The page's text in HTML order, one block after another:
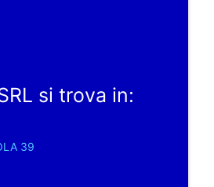
si trova in:
39